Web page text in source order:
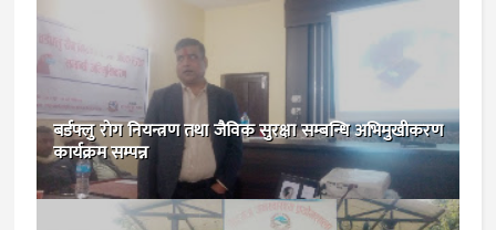
बर्डफ्लु राेग नियन्त्रण तथा जैविक सुरक्षा सम्बन्धि अभिमुखीकरण
कार्यक्रम सम्पन्न